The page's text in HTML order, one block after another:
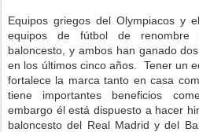
Equipos griegos del Olympiacos y
equipos de fútbol de renombre
baloncesto, y ambos han ganado
en los últimos cinco años. Tener un
fortalece la marca tanto en casa
tiene importantes beneficios
embargo él está dispuesto a hacer
baloncesto del Real Madrid y del